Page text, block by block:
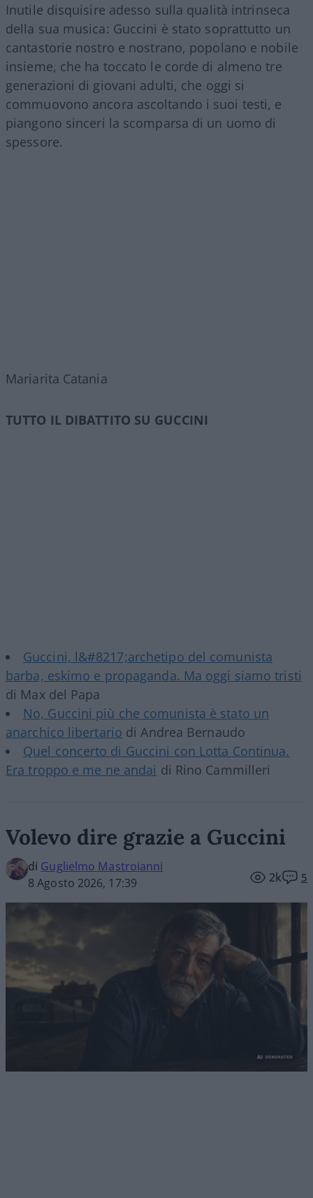
Inutile disquisire adesso sulla qualità intrinseca
della sua musica: Guccini è stato soprattutto un
cantastorie nostro e nostrano, popolano e nobile
insieme, che ha toccato le corde di almeno tre
generazioni di giovani adulti, che oggi si
commuovono ancora ascoltando i suoi testi, e
piangono sinceri la scomparsa di un uomo di
spessore.
Mariarita Catania
TUTTO IL DIBATTITO SU GUCCINI
Guccini, l&#8217;archetipo del comunista
barba, eskimo e propaganda. Ma oggi siamo tristi
di Max del Papa
No, Guccini più che comunista è stato un
anarchico libertario di Andrea Bernaudo
Quel concerto di Guccini con Lotta Continua.
Era troppo e me ne andai di Rino Cammilleri
Volevo dire grazie a Guccini
di Guglielmo Mastroianni
8 Agosto 2026, 17:39
2k 5